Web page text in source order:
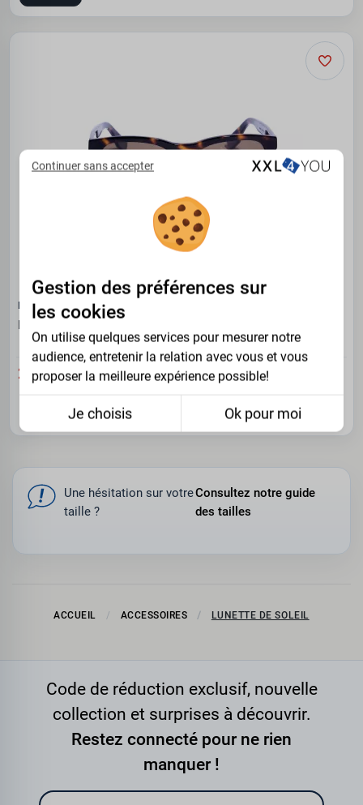
NORTH LATITUDE
29.95 €
Une hésitation sur votre
taille ?
Consultez notre guide
des tailles
ACCUEIL ACCESSOIRES LUNETTE DE SOLEIL
Code de réduction exclusif, nouvelle
collection et surprises à découvrir.
Restez connecté pour ne rien
manquer !
Continuer sans accepter
Gestion des préférences sur
les cookies
On utilise quelques services pour mesurer notre
audience, entretenir la relation avec vous et vous
proposer la meilleure expérience possible!
Je choisis Ok pour moi